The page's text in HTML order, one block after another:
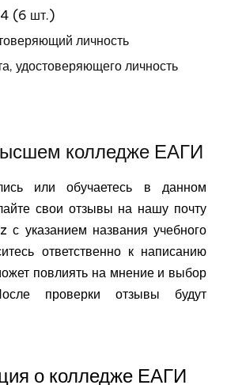
(6 шт.)
личность
удостоверяющего личность
колледже ЕАГИ
или обучаетесь в данном
свои отзывы на нашу почту
указанием названия учебного
ответственно к написанию
повлиять на мнение и выбор
проверки отзывы будут
о колледже ЕАГИ